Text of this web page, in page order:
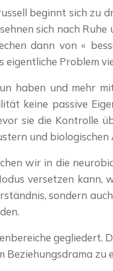
beginnt sich zu
sich nach
dann von «
eigentliche Problem
haben und mehr
keine passive
sie die Kontrolle
und biologischen
wir in die
versetzen
sondern
gegliedert.
Beziehungsdrama zu